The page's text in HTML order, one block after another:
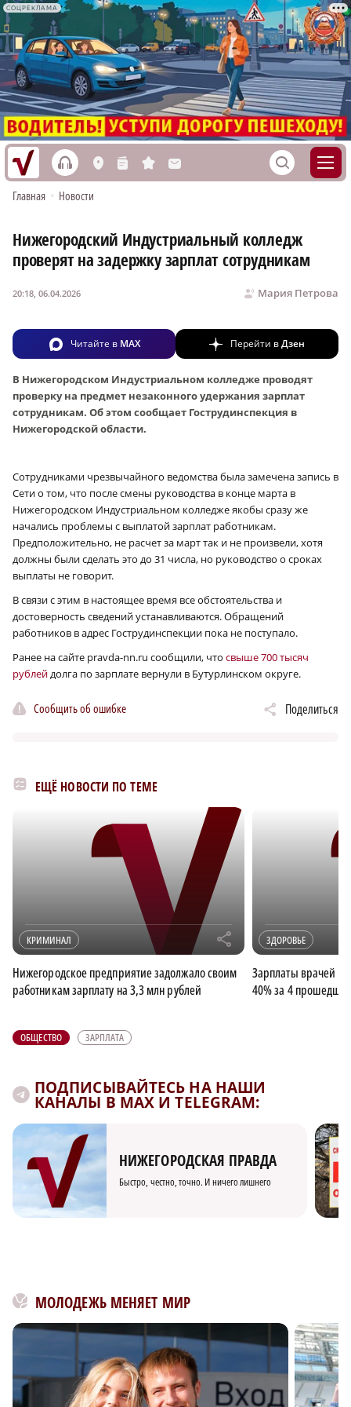
СОЦРЕКЛАМА
h L n s M S
Главная • Новости
Нижегородский Индустриальный колледж
проверят на задержку зарплат сотрудникам
Мария Петрова
20:18, 06.04.2026
Читайте в MAX Перейти вДзен
В Нижегородском Индустриальном колледже проводят
проверку на предмет незаконного удержания зарплат
сотрудникам. Об этом сообщает Гострудинспекция в
Нижегородской области.
Сотрудниками чрезвычайного ведомства была замечена запись в
Сети о том, что после смены руководства в конце марта в
Нижегородском Индустриальном колледже якобы сразу же
начались проблемы с выплатой зарплат работникам.
Предположительно, не расчет за март так и не произвели, хотя
должны были сделать это до 31 числа, но руководство о сроках
выплаты не говорит.
В связи с этим в настоящее время все обстоятельства и
достоверность сведений устанавливаются. Обращений
работников в адрес Гострудинспекции пока не поступало.
Ранее на сайте pravda-nn.ru сообщили, что свыше 700 тысяч
рублейдолга по зарплате вернули в Бутурлинском округе.
Сообщить об ошибке Поделиться
ЕЩЁ НОВОСТИ ПО ТЕМЕ
КРИМИНАЛ r
Нижегородское предприятие задолжало своим
работникам зарплату на 3,3 млн рублей
ЗДОРОВЬЕ
Зарплаты врачей в
40% за 4
ОБЩЕСТВО ЗАРПЛАТА
ПОДПИСЫВАЙТЕСЬ НА НАШИ
КАНАЛЫ В MAX И TELEGRAM:
НИЖЕГОРОДСКАЯ ПРАВДА
Быстро, честно, точно. И ничего лишнего
МОЛОДЕЖЬ МЕНЯЕТ МИР